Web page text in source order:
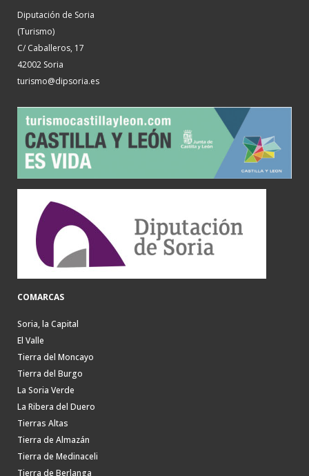
Diputación de Soria
(Turismo)
C/ Caballeros, 17
42002 Soria
turismo@dipsoria.es
COMARCAS
Soria, la Capital
El Valle
Tierra del Moncayo
Tierra del Burgo
La Soria Verde
La Ribera del Duero
Tierras Altas
Tierra de Almazán
Tierra de Medinaceli
Tierra de Berlanga